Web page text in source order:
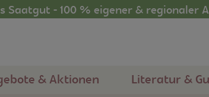
Saatgut - 100 % eigener & regionaler
& Aktionen Literatur &